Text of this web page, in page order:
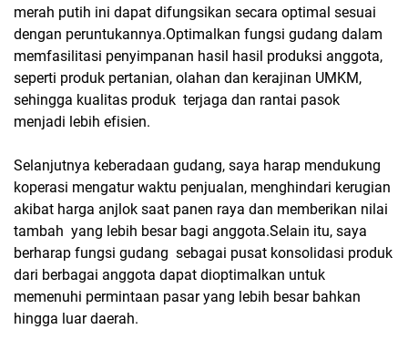
merah putih ini dapat difungsikan secara optimal sesuai
dengan peruntukannya.Optimalkan fungsi gudang dalam
memfasilitasi penyimpanan hasil hasil produksi anggota,
seperti produk pertanian, olahan dan kerajinan UMKM,
sehingga kualitas produk terjaga dan rantai pasok
menjadi lebih efisien.
Selanjutnya keberadaan gudang, saya harap mendukung
koperasi mengatur waktu penjualan, menghindari kerugian
akibat harga anjlok saat panen raya dan memberikan nilai
tambah yang lebih besar bagi anggota.Selain itu, saya
berharap fungsi gudang sebagai pusat konsolidasi produk
dari berbagai anggota dapat dioptimalkan untuk
memenuhi permintaan pasar yang lebih besar bahkan
hingga luar daerah.